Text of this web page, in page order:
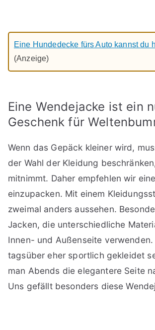
Eine Hundedecke fürs Auto kannst du
(Anzeige)
Eine Wendejacke ist ein
Geschenk für
Wenn das Gepäck kleiner wird,
der Wahl der Kleidung
mitnimmt. Daher empfehlen wir
einzupacken. Mit einem
zweimal anders aussehen.
Jacken, die unterschiedliche
Innen- und Außenseite verwenden.
tagsüber eher sportlich gekleidet
man Abends die elegantere Seite
Uns gefällt besonders diese